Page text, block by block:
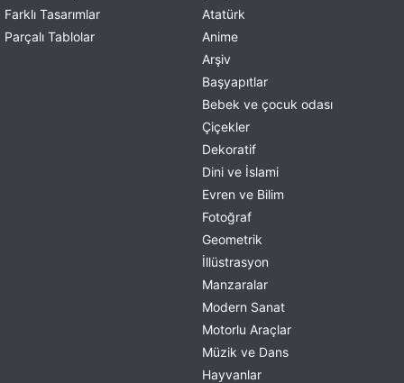
Farklı Tasarımlar
Parçalı Tablolar
Atatürk
Anime
Arşiv
Başyapıtlar
Bebek ve çocuk odası
Çiçekler
Dekoratif
Dini ve İslami
Evren ve Bilim
Fotoğraf
Geometrik
İllüstrasyon
Manzaralar
Modern Sanat
Motorlu Araçlar
Müzik ve Dans
Hayvanlar